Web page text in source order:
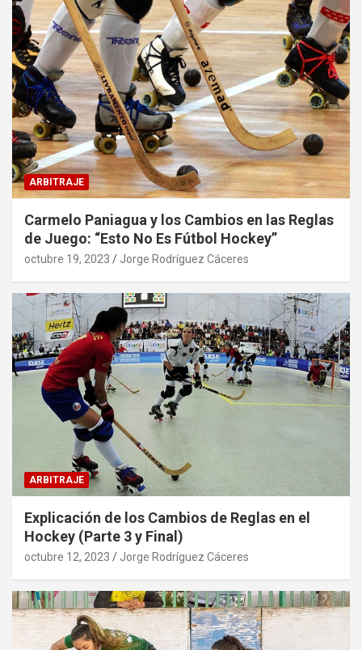
ARBITRAJE
Carmelo Paniagua y los Cambios en las Reglas
de Juego: “Esto No Es Fútbol Hockey”
octubre 19, 2023 Jorge Rodríguez Cáceres
ARBITRAJE
Explicación de los Cambios de Reglas en el
Hockey (Parte 3 y Final)
octubre 12, 2023 Jorge Rodríguez Cáceres